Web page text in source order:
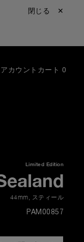
閉じる ✕
カウント カート 0
Limited Edition
44mm, スティール
PAM00857